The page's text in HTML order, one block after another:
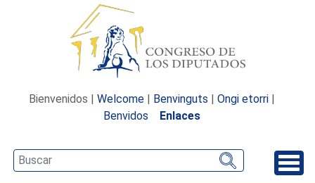
Bienvenidos | Welcome | Benvinguts | Ongi etorri |
Benvidos
Enlaces